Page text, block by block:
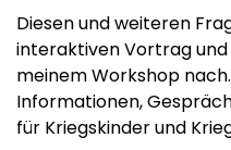
Diesen und weiteren
interaktiven Vortrag und
meinem Workshop
Informationen,
für Kriegskinder und